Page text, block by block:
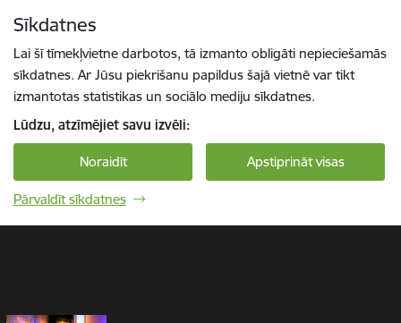
Sīkdatnes
Lai šī tīmekļvietne darbotos, tā izmanto obligāti nepieciešamās
sīkdatnes. Ar Jūsu piekrišanu papildus šajā vietnē var tikt
izmantotas statistikas un sociālo mediju sīkdatnes.
Lūdzu, atzīmējiet savu izvēli:
Noraidīt Apstiprināt visas
Pārvaldīt sīkdatnes
1 / 1